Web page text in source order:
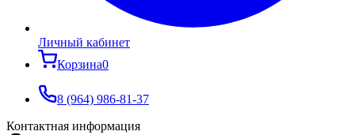
Личный кабинет
Корзина0
8 (964) 986-81-37
Контактная информация